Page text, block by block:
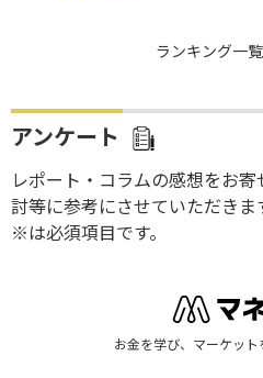
ランキング一
アンケート
レポート・コラムの感想をお
討等に参考にさせていただきま
※は必須項目です。
お金を学び、マーケット